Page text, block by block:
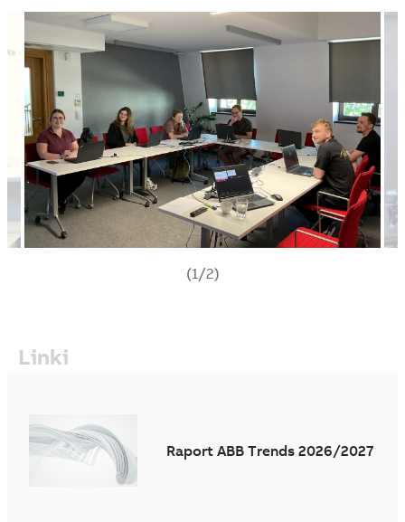
(1/2)
Linki
Raport ABB Trends 2026/2027